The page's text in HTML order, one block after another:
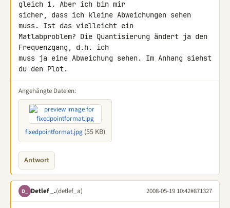
gleich 1. Aber ich bin mir
sicher, dass ich kleine Abweichungen sehen
muss. Ist das vielleicht ein
Matlabproblem? Die Quantisierung ändert ja den
Frequenzgang, d.h. ich
muss ja eine Abweichung sehen. Im Anhang siehst
du den Plot.
Angehängte Dateien:
fixedpointformat.jpg (55 KB)
Antwort
D_ Detlef _.(detlef_a) 2008-05-19 10:42#871327